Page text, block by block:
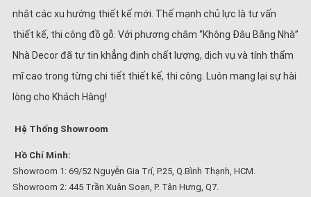
nhật các xu hướng thiết kế mới. Thế mạnh chủ lực là tư vấn
thiết kế, thi công đồ gỗ. Với phương châm “Không Đâu Bằng Nhà”
Nhà Decor đã tự tin khẳng định chất lượng, dịch vụ và tính thẩm
mĩ cao trong từng chi tiết thiết kế, thi công. Luôn mang lại sự hài
lòng cho Khách Hàng!
Hệ Thống Showroom
Hồ Chí Minh:
Showroom 1: 69/52 Nguyễn Gia Trí, P.25, Q.Bình Thạnh, HCM.
Showroom 2: 445 Trần Xuân Soạn, P. Tân Hưng, Q7.